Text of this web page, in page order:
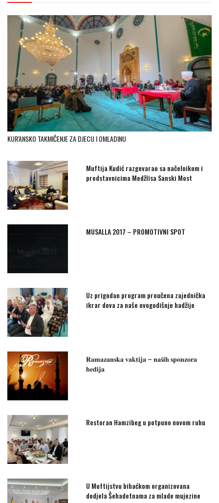
KUR'ANSKO TAKMIČENJE ZA DJECU I OMLADINU
Muftija Kudić razgovarao sa načelnikom i
predstavnicima Medžlisa Sanski Most
MUSALLA 2017 – PROMOTIVNI SPOT
Uz prigodan program proučena zajednička
ikrar dova za naše ovogodišnje hadžije
𝐑𝐚𝐦𝐚𝐳𝐚𝐧𝐬𝐤𝐚 𝐯𝐚𝐤𝐭𝐢𝐣𝐚 – 𝐧𝐚𝐬̌𝐢𝐡 𝐬𝐩𝐨𝐧𝐳𝐨𝐫𝐚
𝐡𝐞𝐝𝐢𝐣𝐚
Restoran Hamzibeg u potpuno novom ruhu
U Muftijstvu bihaćkom organizovana
dodjela Šehadetnama za mlade mujezine